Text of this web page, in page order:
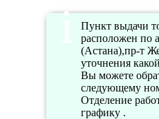
Пункт выдачи
расположен по
(Астана),пр-т
уточнения
Вы можете
следующему
Отделение
графику .